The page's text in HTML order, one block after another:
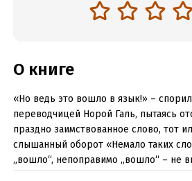
О книге
«Но ведь это вошло в язык!» –
переводчицей Норой Галь, пытаясь
праздно заимствованное слово, тот
слышанный оборот «Немало таких
„вошло“, непоправимо „вошло“ – не